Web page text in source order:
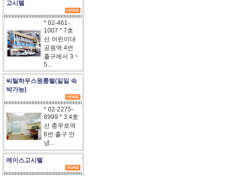
고시텔
* 02-461-
1007 * 7호
선 어린이대
공원역 4번
출구에서 3 ~
5...
씨틸하우스원룸텔(일일 숙
박가능)
* 02-2275-
8999 * 3.4호
선 충무로역
6번 출구 안
녕...
에이스고시텔